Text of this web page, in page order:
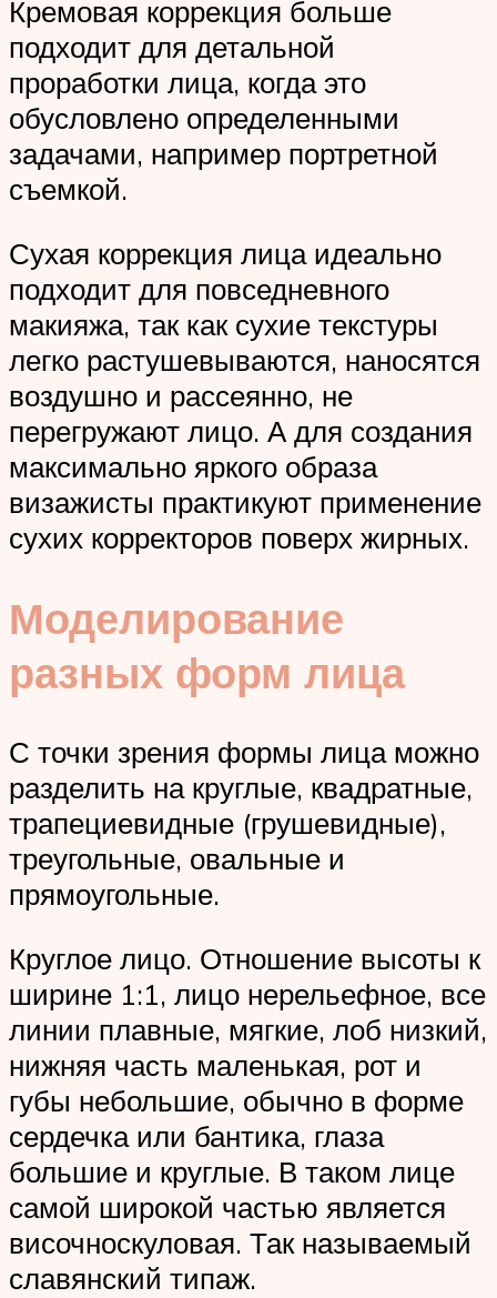
Кремовая коррекция больше
подходит для детальной
проработки лица, когда это
обусловлено определенными
задачами, например портретной
съемкой.
Сухая коррекция лица идеально
подходит для повседневного
макияжа, так как сухие текстуры
легко растушевываются, наносятся
воздушно и рассеянно, не
перегружают лицо. А для создания
максимально яркого образа
визажисты практикуют применение
сухих корректоров поверх жирных.
Моделирование
разных форм лица
С точки зрения формы лица можно
разделить на круглые, квадратные,
трапециевидные (грушевидные),
треугольные, овальные и
прямоугольные.
Круглое лицо. Отношение высоты к
ширине 1:1, лицо нерельефное, все
линии плавные, мягкие, лоб низкий,
нижняя часть маленькая, рот и
губы небольшие, обычно в форме
сердечка или бантика, глаза
большие и круглые. В таком лице
самой широкой частью является
височноскуловая. Так называемый
славянский типаж.